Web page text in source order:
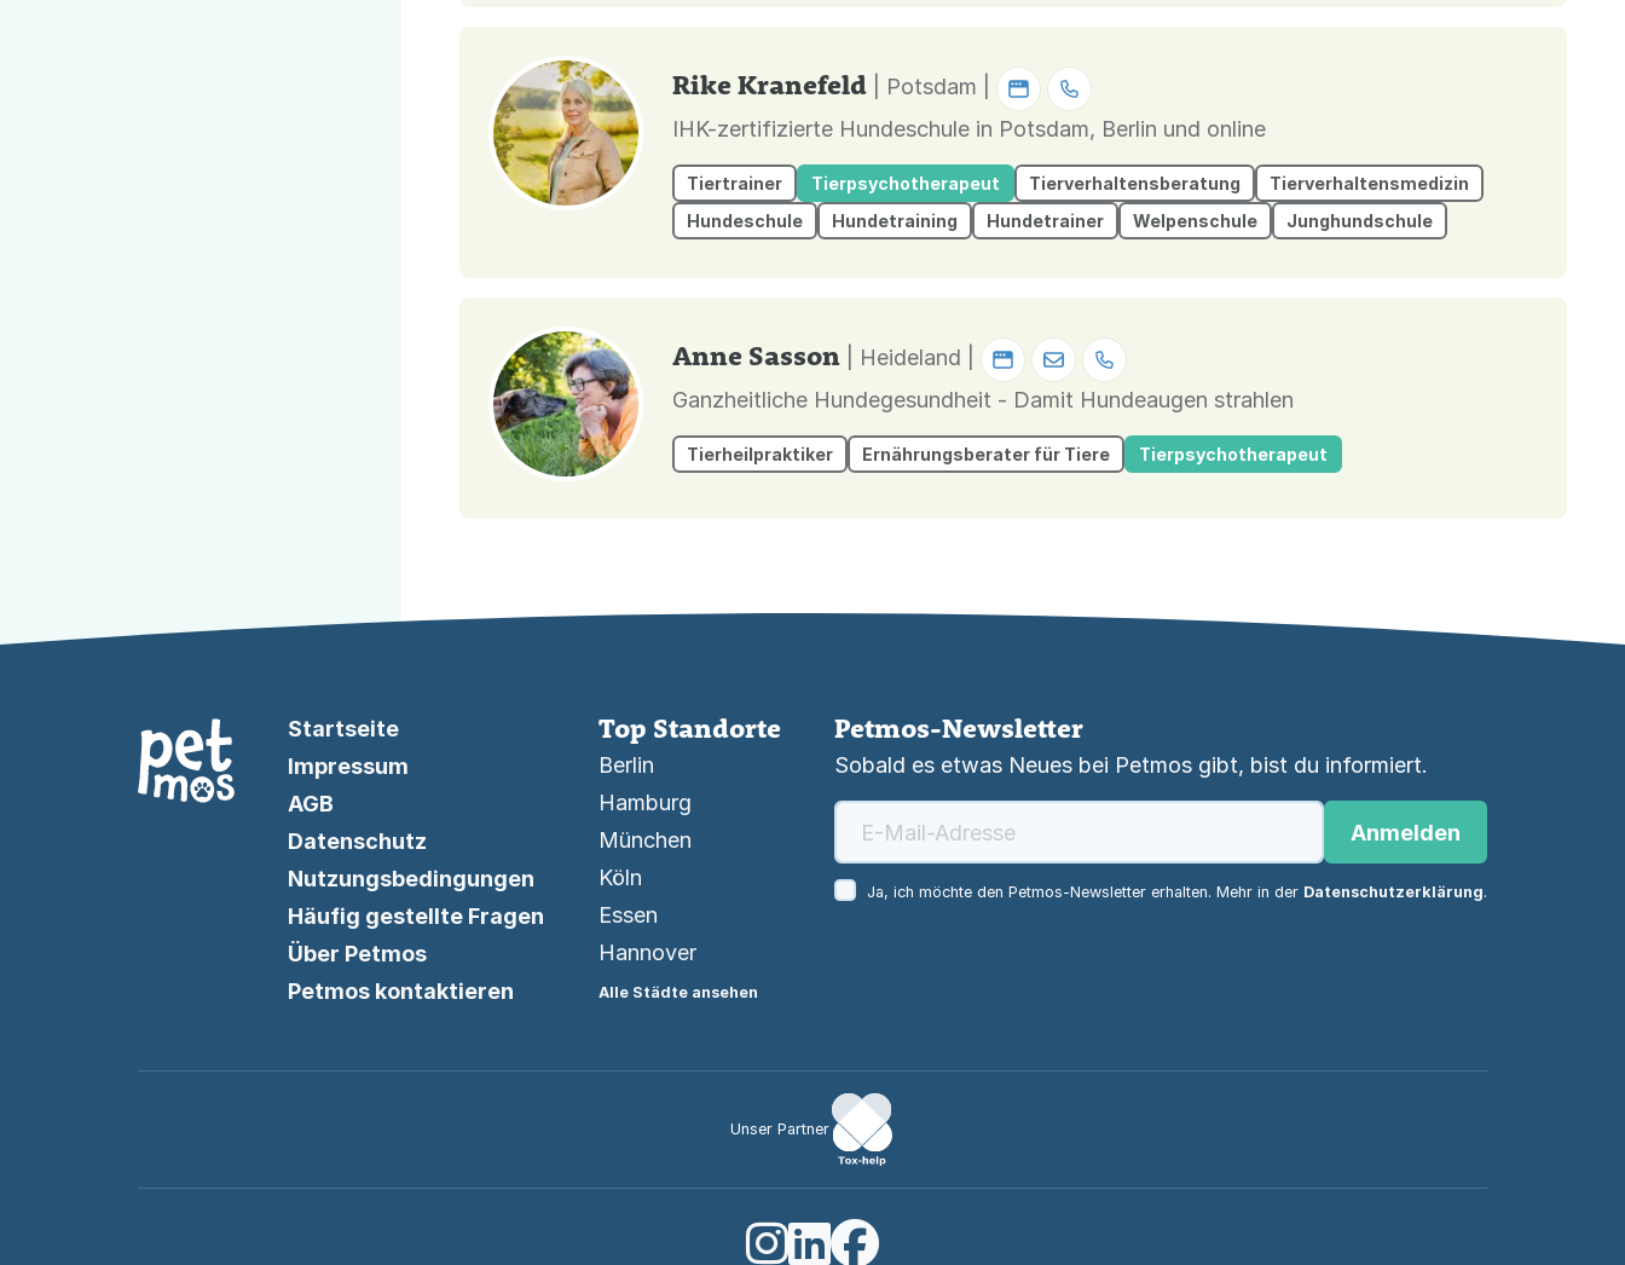
Rike Kranefeld
| Potsdam |
IHK-zertifizierte Hundeschule in Potsdam, Berlin und online
Tiertrainer Tierpsychotherapeut Tierverhaltensberatung
Tierverhaltensmedizin
Hundeschule
Hundetraining Hundetrainer Welpenschule Junghundschule
Anne Sasson
| Heideland |
Ganzheitliche Hundegesundheit - Damit Hundeaugen strahlen
Tierheilpraktiker Ernährungsberater für Tiere Tierpsychotherapeut
Startseite
Impressum
AGB
Datenschutz
Nutzungsbedingungen
Häufig gestellte Fragen
Über Petmos
Petmos kontaktieren
Top Standorte
Berlin
Hamburg
München
Köln
Essen
Hannover
Alle Städte ansehen
Petmos-Newsletter
Sobald es etwas Neues bei Petmos gibt, bist du informiert.
Anmelden
Ja, ich möchte den Petmos-Newsletter erhalten. Mehr in der Datenschutzerklärung.
Unser Partner